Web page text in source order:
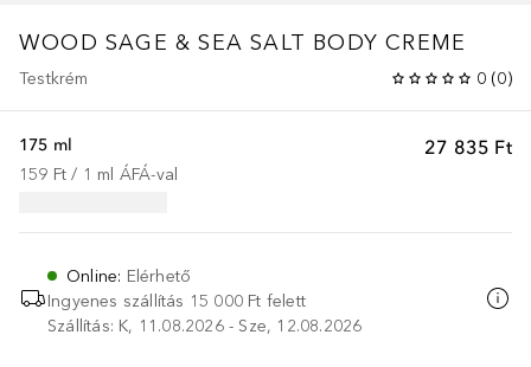
WOOD SAGE & SEA SALT BODY CREME
Testkrém 0 (0)
27 835 Ft
175 ml
159 Ft / 1 ml ÁFÁ-val
Online: Elérhető
Ingyenes szállítás 15 000 Ft felett
Szállítás: K, 11.08.2026 - Sze, 12.08.2026